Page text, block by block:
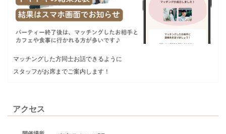
マッチングした方同士お話できるように
スタッフがお席までご案内します！
アクセス